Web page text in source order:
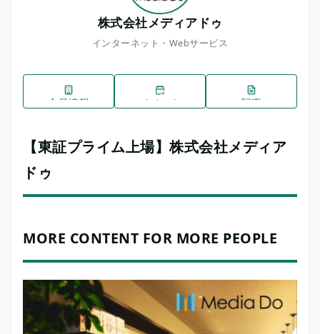
株式会社メディアドゥ
インターネット・Webサービス
企業情報 イベント 記事
【東証プライム上場】株式会社メディア
ドゥ
MORE CONTENT FOR MORE PEOPLE